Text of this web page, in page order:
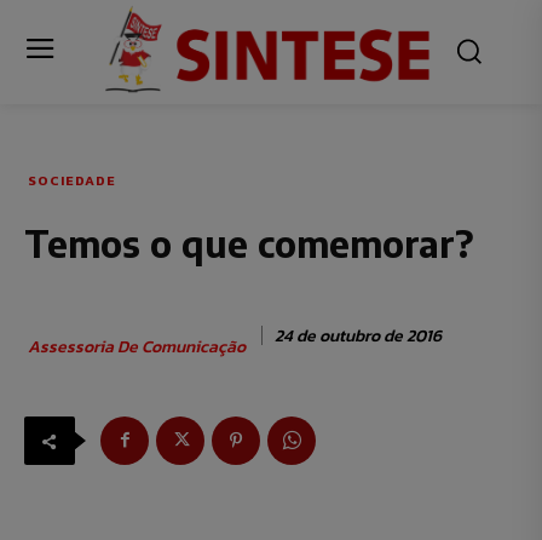
SOCIEDADE
Temos o que comemorar?
Assessoria De Comunicação 24 de outubro de 2016